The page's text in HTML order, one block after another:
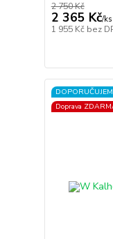
2 750 Kč
2 365 Kč/ks
1 955 Kč bez
Doprava